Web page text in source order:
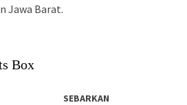
Jawa Barat.
Box
SEBARKAN